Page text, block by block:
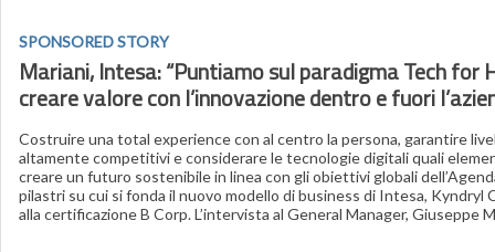
SPONSORED STORY
Mariani, Intesa: “Puntiamo sul paradigma Tech for
creare valore con l’innovazione dentro e fuori
Costruire una total experience con al centro la persona, garantire
altamente competitivi e considerare le tecnologie digitali quali
creare un futuro sostenibile in linea con gli obiettivi globali
pilastri su cui si fonda il nuovo modello di business di Intesa, Kyndryl
alla certificazione B Corp. L’intervista al General Manager, Giuseppe